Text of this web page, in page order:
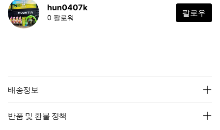
hun0407k
0 팔로워 팔로우
배송정보
반품 및 환불 정책